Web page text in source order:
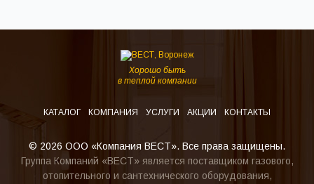
Хорошо быть
в теплой компании
КАТАЛОГ КОМПАНИЯ УСЛУГИ АКЦИИ КОНТАКТЫ
© 2026 ООО «Компания ВЕСТ». Все права защищены.
Группа Компаний «ВЕСТ» является поставщиком газового,
отопительного и сантехнического оборудования,